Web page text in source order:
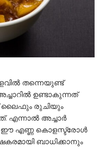
തന്നെയുണ്ട്
ഉണ്ടാകുന്നത്
ലൈഫും രുചിയും
എന്നാൽ അച്ചാർ
ഈ എണ്ണ കൊള‌സ്ട്രോൾ
ബാധിക്കാനും